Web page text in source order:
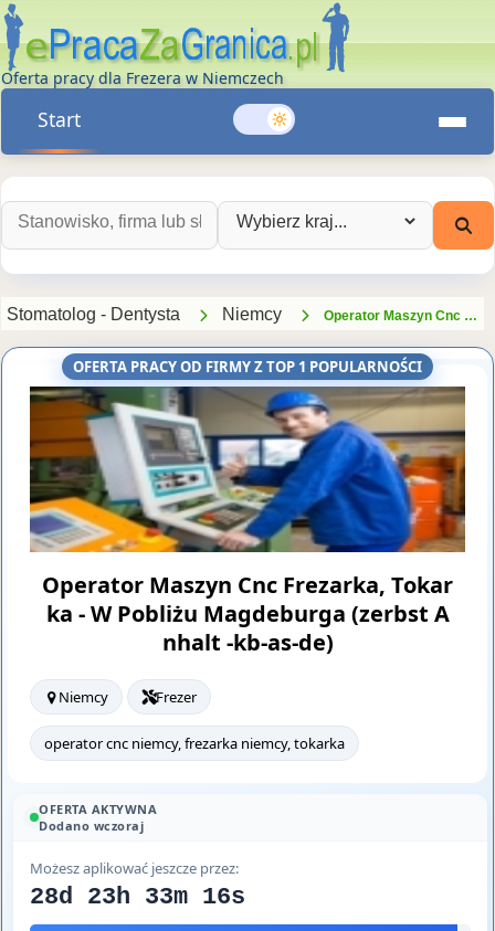
Oferta pracy dla Frezera w Niemczech
Start
Szukaj ofert pracy: Wybierz kraj:
Stomatolog - Dentysta Niemcy Operator Maszyn Cnc Frezarka, Tokarka - W Pobliżu Magdeburga (zerbst Anhalt -kb-as-de)
OFERTA PRACY OD FIRMY Z TOP 1 POPULARNOŚCI
Operator Maszyn Cnc Frezarka, Tokar
ka - W Pobliżu Magdeburga (zerbst A
nhalt -kb-as-de)
Niemcy Frezer
operator cnc niemcy, frezarka niemcy, tokarka
OFERTA AKTYWNA
Dodano wczoraj
Możesz aplikować jeszcze przez:
28d 23h 33m 15s